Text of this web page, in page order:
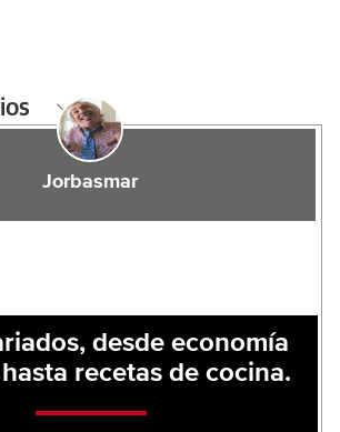
Jorbasmar
desde economía
recetas de cocina.